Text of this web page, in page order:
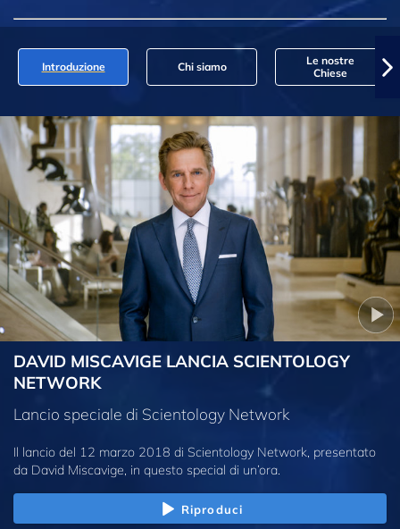
Introduzione Chi siamo
Le nostre
Chiese
DAVID MISCAVIGE LANCIA SCIENTOLOGY
NETWORK
Lancio speciale di Scientology Network
Il lancio del 12 marzo 2018 di Scientology Network, presentato
da David Miscavige, in questo special di un’ora.
Riproduci